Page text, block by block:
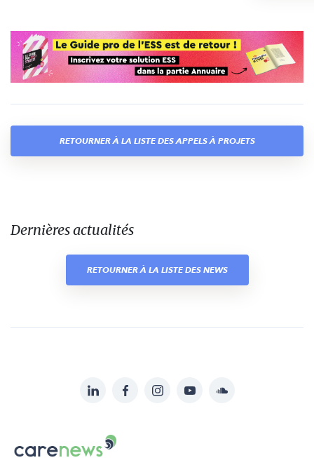
RETOURNER À LA LISTE DES APPELS À PROJETS
Dernières actualités
RETOURNER À LA LISTE DES NEWS
sur:
LinkedInFacebookInstagramYouTubeSoundcloud
Carenews,
Le